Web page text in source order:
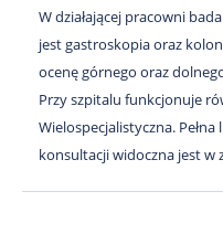
W działającej pracowni
jest gastroskopia oraz
ocenę górnego oraz
Przy szpitalu funkcjonuje
Wielospecjalistyczna.
konsultacji widoczna jest w